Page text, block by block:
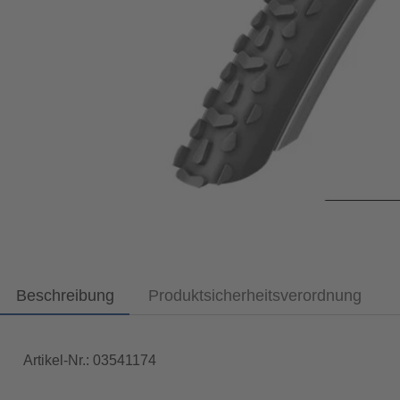
Beschreibung Produktsicherheitsverordnung
Artikel-Nr.: 03541174